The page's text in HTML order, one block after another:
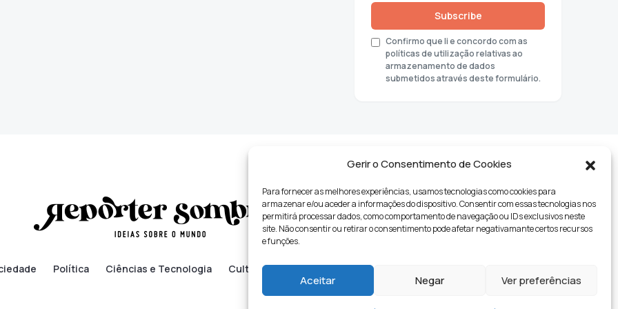
Gerir o Consentimento de Cookies
Para fornecer as melhores experiências, usamos tecnologias como cookies para
armazenar e/ou aceder a informações do dispositivo. Consentir com essas tecnologias nos
permitirá processar dados, como comportamento de navegação ou IDs exclusivos neste
site. Não consentir ou retirar o consentimento pode afetar negativamante certos recursos
e funções.
Aceitar Negar Ver preferências
Subscribe
Confirmo que li e concordo com as
políticas de utilização relativas ao
armazenamento de dados
submetidos através deste formulário.
Política Ciências e Tecnologia Cultura Lifestyle